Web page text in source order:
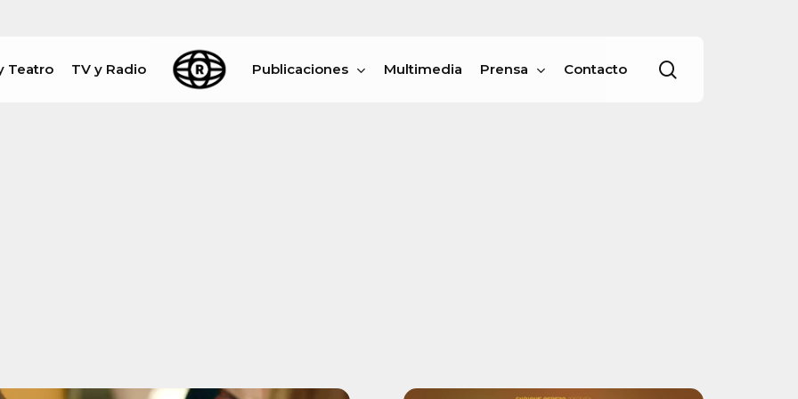
Teatro TV y Radio Publicaciones Multimedia Prensa Contacto